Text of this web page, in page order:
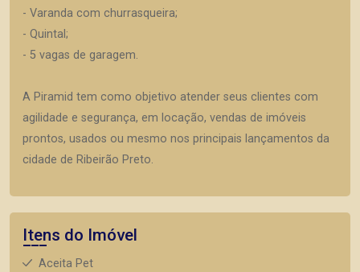
- Varanda com churrasqueira;
- Quintal;
- 5 vagas de garagem.
A Piramid tem como objetivo atender seus clientes com
agilidade e segurança, em locação, vendas de imóveis
prontos, usados ou mesmo nos principais lançamentos da
cidade de Ribeirão Preto.
Itens do Imóvel
Aceita Pet